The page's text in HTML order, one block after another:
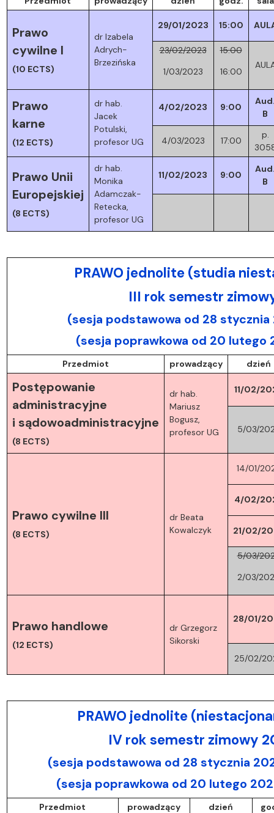
Prawo
cywilne I
(10 ECTS)
dr Izabela
Adrych-
Brzezińska
29/01/2023 15:00
23/02/2023
1/03/2023
15:00
16:00
Prawo
karne
(12 ECTS)
dr hab.
Jacek
Potulski,
profesor UG
4/02/2023 9:00
B
4/03/2023 17:00
p.
Prawo Unii
Europejskiej
(8 ECTS)
dr hab.
Monika
Adamczak-
Retecka,
profesor UG
11/02/2023 9:00
B
PRAWO jednolite (studia
III rok semestr
(sesja podstawowa od 28
(sesja poprawkowa od 20 lutego
Przedmiot prowadzący dzień
Postępowanie
administracyjne
i sądowoadministracyjne
(8 ECTS)
dr hab.
Mariusz
Bogusz,
profesor UG
11/02/
5/03/
Prawo cywilne III
(8 ECTS)
dr Beata
Kowalczyk
14/01/
4/02/
21/02/
5/03/
2/03/
Prawo handlowe
(12 ECTS)
dr Grzegorz
Sikorski
28/01/
25/02/
PRAWO jednolite
IV rok semestr zimowy
(sesja podstawowa od 28 stycznia
(sesja poprawkowa od 20 lutego
Przedmiot prowadzący dzień